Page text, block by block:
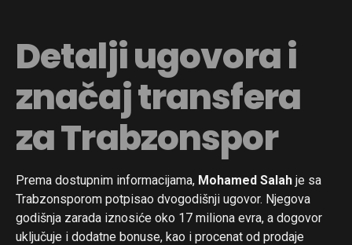
Detalji ugovora i
značaj transfera
za Trabzonspor
Prema dostupnim informacijama, Mohamed Salah je sa
Trabzonsporom potpisao dvogodišnji ugovor. Njegova
godišnja zarada iznosiće oko 17 miliona evra, a dogovor
uključuje i dodatne bonuse, kao i procenat od prodaje